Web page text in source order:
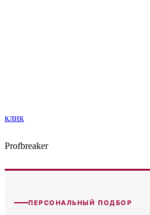
клик
Profbreaker
ПЕРСОНАЛЬНЫЙ ПОДБОР